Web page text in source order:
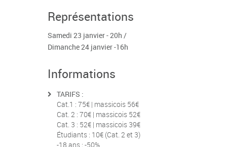
Représentations
Samedi 23 janvier - 20h /
Dimanche 24 janvier -16h
Informations
TARIFS :
Cat.1 : 75€ | massicois 56€
Cat. 2 : 70€ | massicois 52€
Cat. 3 : 52€ | massicois 39€
Étudiants : 10€ (Cat. 2 et 3)
-18 ans : -50%